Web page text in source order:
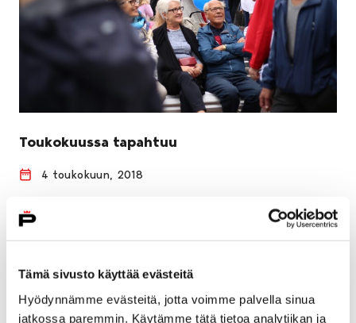
Tämä sivusto käyttää evästeitä
Hyödynnämme evästeitä, jotta voimme palvella sinua
jatkossa paremmin. Käytämme tätä tietoa analytiikan ja
Toukokuussa tapahtuu
4 toukokuun, 2018
Porin kaupungin tapahtumakalenteri lupaa
tapahtumantäyteistä toukokuuta. Luvassa on muun
muassa museoiden viikko sekä uusia kaikille avoimia
kävelytapahtumia. Tapahtumakalenteri uudistuu